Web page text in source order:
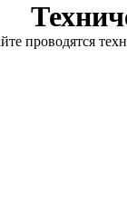
проводятся